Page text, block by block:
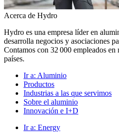
Acerca de Hydro
Hydro es una empresa líder en
desarrolla negocios y asociaciones
Contamos con 32 000 empleados
países.
Ir a: Aluminio
Productos
Industrias a las que servimos
Sobre el aluminio
Innovación e I+D
Ir a: Energy